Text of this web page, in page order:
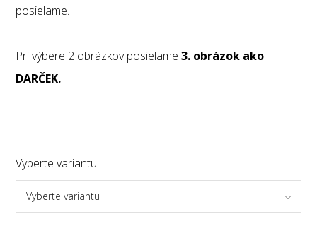
posielame.
Pri výbere 2 obrázkov posielame3. obrázok ako
DARČEK.
Vyberte variantu:
Vyberte variantu